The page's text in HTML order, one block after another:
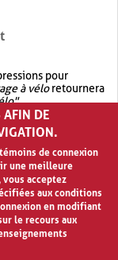
pour
à véloretournera
.
OR.garage OR vélo
à vélo
AFIN DE
de connexion
une meilleure
acceptez
aux conditions
en modifiant
le recours aux